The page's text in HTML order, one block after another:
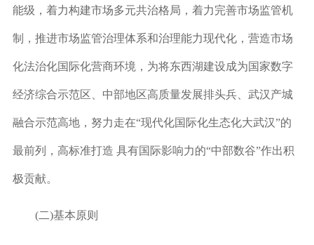
能级，着力构建市场多元共治格局，着力完善市场监管机
制，推进市场监管治理体系和治理能力现代化，营造市场
化法治化国际化营商环境， 为将东西湖建设成为国家数字
经济综合示范区、中部地区高质量发展排头兵、武汉产城
融合示范高地，努力走在“现代化国际化生态化大武汉”的
最前列，高标准打造 具有国际影响力的“中部数谷”作出积
极贡献。
(二)基本原则